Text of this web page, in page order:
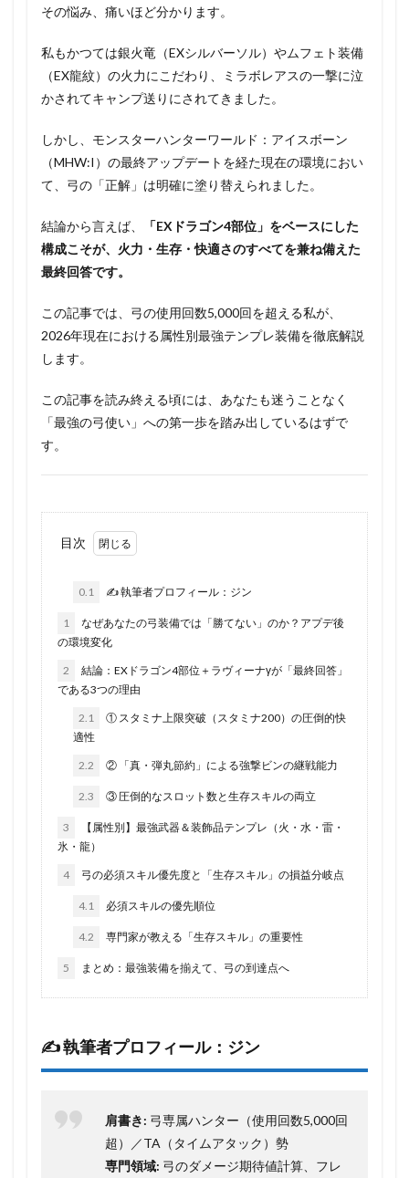
その悩み、痛いほど分かります。
私もかつては銀火竜（EXシルバーソル）やムフェト装備
（EX龍紋）の火力にこだわり、ミラボレアスの一撃に泣
かされてキャンプ送りにされてきました。
しかし、モンスターハンターワールド：アイスボーン
（MHW:I）の最終アップデートを経た現在の環境におい
て、弓の「正解」は明確に塗り替えられました。
結論から言えば、
「EXドラゴン4部位」をベースにした
構成こそが、火力・生存・快適さのすべてを兼ね備えた
最終回答です。
この記事では、弓の使用回数5,000回を超える私が、
2026年現在における属性別最強テンプレ装備を徹底解説
します。
この記事を読み終える頃には、あなたも迷うことなく
「最強の弓使い」への第一歩を踏み出しているはずで
す。
目次
0.1 ✍️ 執筆者プロフィール：ジン
1
なぜあなたの弓装備では「勝てない」のか？アプデ後
の環境変化
2
結論：EXドラゴン4部位＋ラヴィーナγが「最終回答」
である3つの理由
2.1
① スタミナ上限突破（スタミナ200）の圧倒的快
適性
2.2 ② 「真・弾丸節約」による強撃ビンの継戦能力
2.3 ③ 圧倒的なスロット数と生存スキルの両立
3
【属性別】最強武器＆装飾品テンプレ（火・水・雷・
氷・龍）
4 弓の必須スキル優先度と「生存スキル」の損益分岐点
4.1 必須スキルの優先順位
4.2 専門家が教える「生存スキル」の重要性
5 まとめ：最強装備を揃えて、弓の到達点へ
✍️ 執筆者プロフィール：ジン
肩書き: 弓専属ハンター（使用回数5,000回
超）／TA（タイムアタック）勢
専門領域: 弓のダメージ期待値計算、フレ